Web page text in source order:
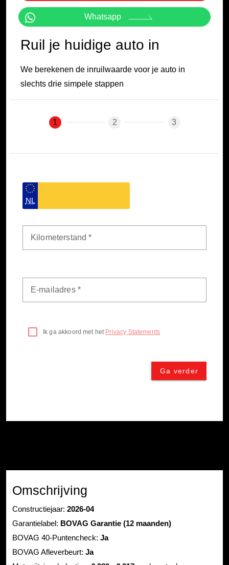
Whatsapp
Omschrijving
Constructiejaar: 2026-04
Garantielabel: BOVAG Garantie (12 maanden)
BOVAG 40-Puntencheck: Ja
BOVAG Afleverbeurt: Ja